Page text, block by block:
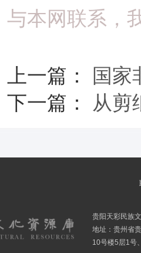
与本网联系，
上一篇：
国
下一篇：
从剪
贵阳天彩民族
地址：贵州省
10号楼5层1号